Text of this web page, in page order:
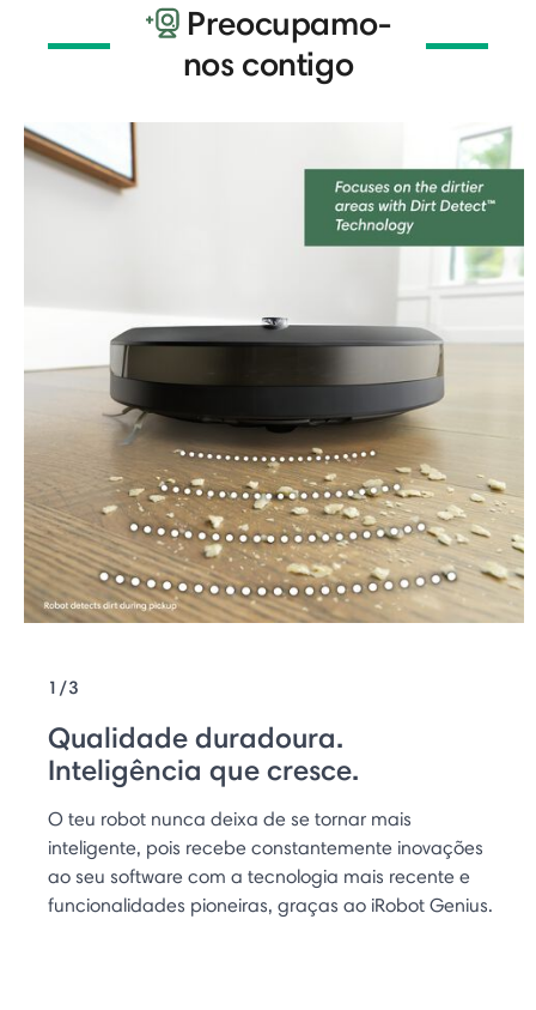
Preocupamo-
nos contigo
1/3
Qualidade duradoura.
Inteligência que cresce.
O teu robot nunca deixa de se tornar mais
inteligente, pois recebe constantemente inovações
ao seu software com a tecnologia mais recente e
funcionalidades pioneiras, graças ao iRobot Genius.